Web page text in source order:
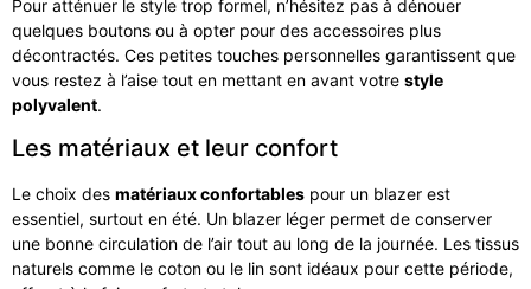
Pour atténuer le style trop formel, n’hésitez pas à dénouer
quelques boutons ou à opter pour des accessoires plus
décontractés. Ces petites touches personnelles garantissent que
vous restez à l’aise tout en mettant en avant votre style
polyvalent.
Les matériaux et leur confort
Le choix des matériaux confortables pour un blazer est
essentiel, surtout en été. Un blazer léger permet de conserver
une bonne circulation de l’air tout au long de la journée. Les tissus
naturels comme le coton ou le lin sont idéaux pour cette période,